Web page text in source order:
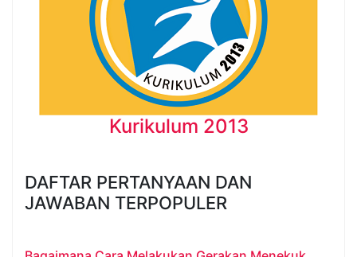
Kurikulum 2013
DAFTAR PERTANYAAN DAN
JAWABAN TERPOPULER